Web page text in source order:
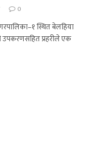
0
स्थित बेलहिया
उपकरणसहित प्रहरीले एक